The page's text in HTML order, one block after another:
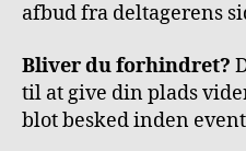
afbud fra deltagerens
Bliver du forhindret?
til at give din plads
blot besked inden